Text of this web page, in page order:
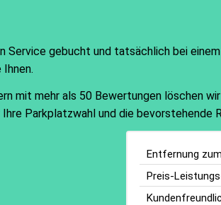
Service gebucht und tatsächlich bei
mit mehr als 50 Bewertungen löschen
Parkplatzwahl und die bevorstehende
Entfernung
Preis-